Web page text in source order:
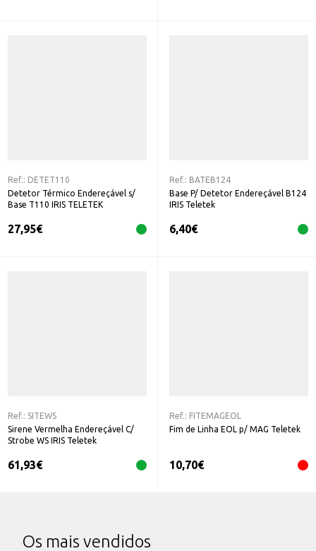
Ref.: DETET110
Detetor Térmico Endereçável s/
Base T110 IRIS TELETEK
27,95€
Ref.: BATEB124
Base P/ Detetor Endereçável B124
IRIS Teletek
6,40€
Ref.: SITEWS
Sirene Vermelha Endereçável C/
Strobe WS IRIS Teletek
61,93€
Ref.: FITEMAGEOL
Fim de Linha EOL p/ MAG Teletek
10,70€
Os mais vendidos